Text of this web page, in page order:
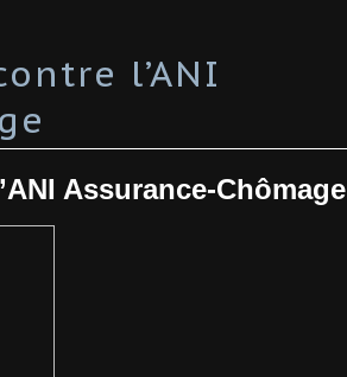
l’ANI
Assurance-Chômage